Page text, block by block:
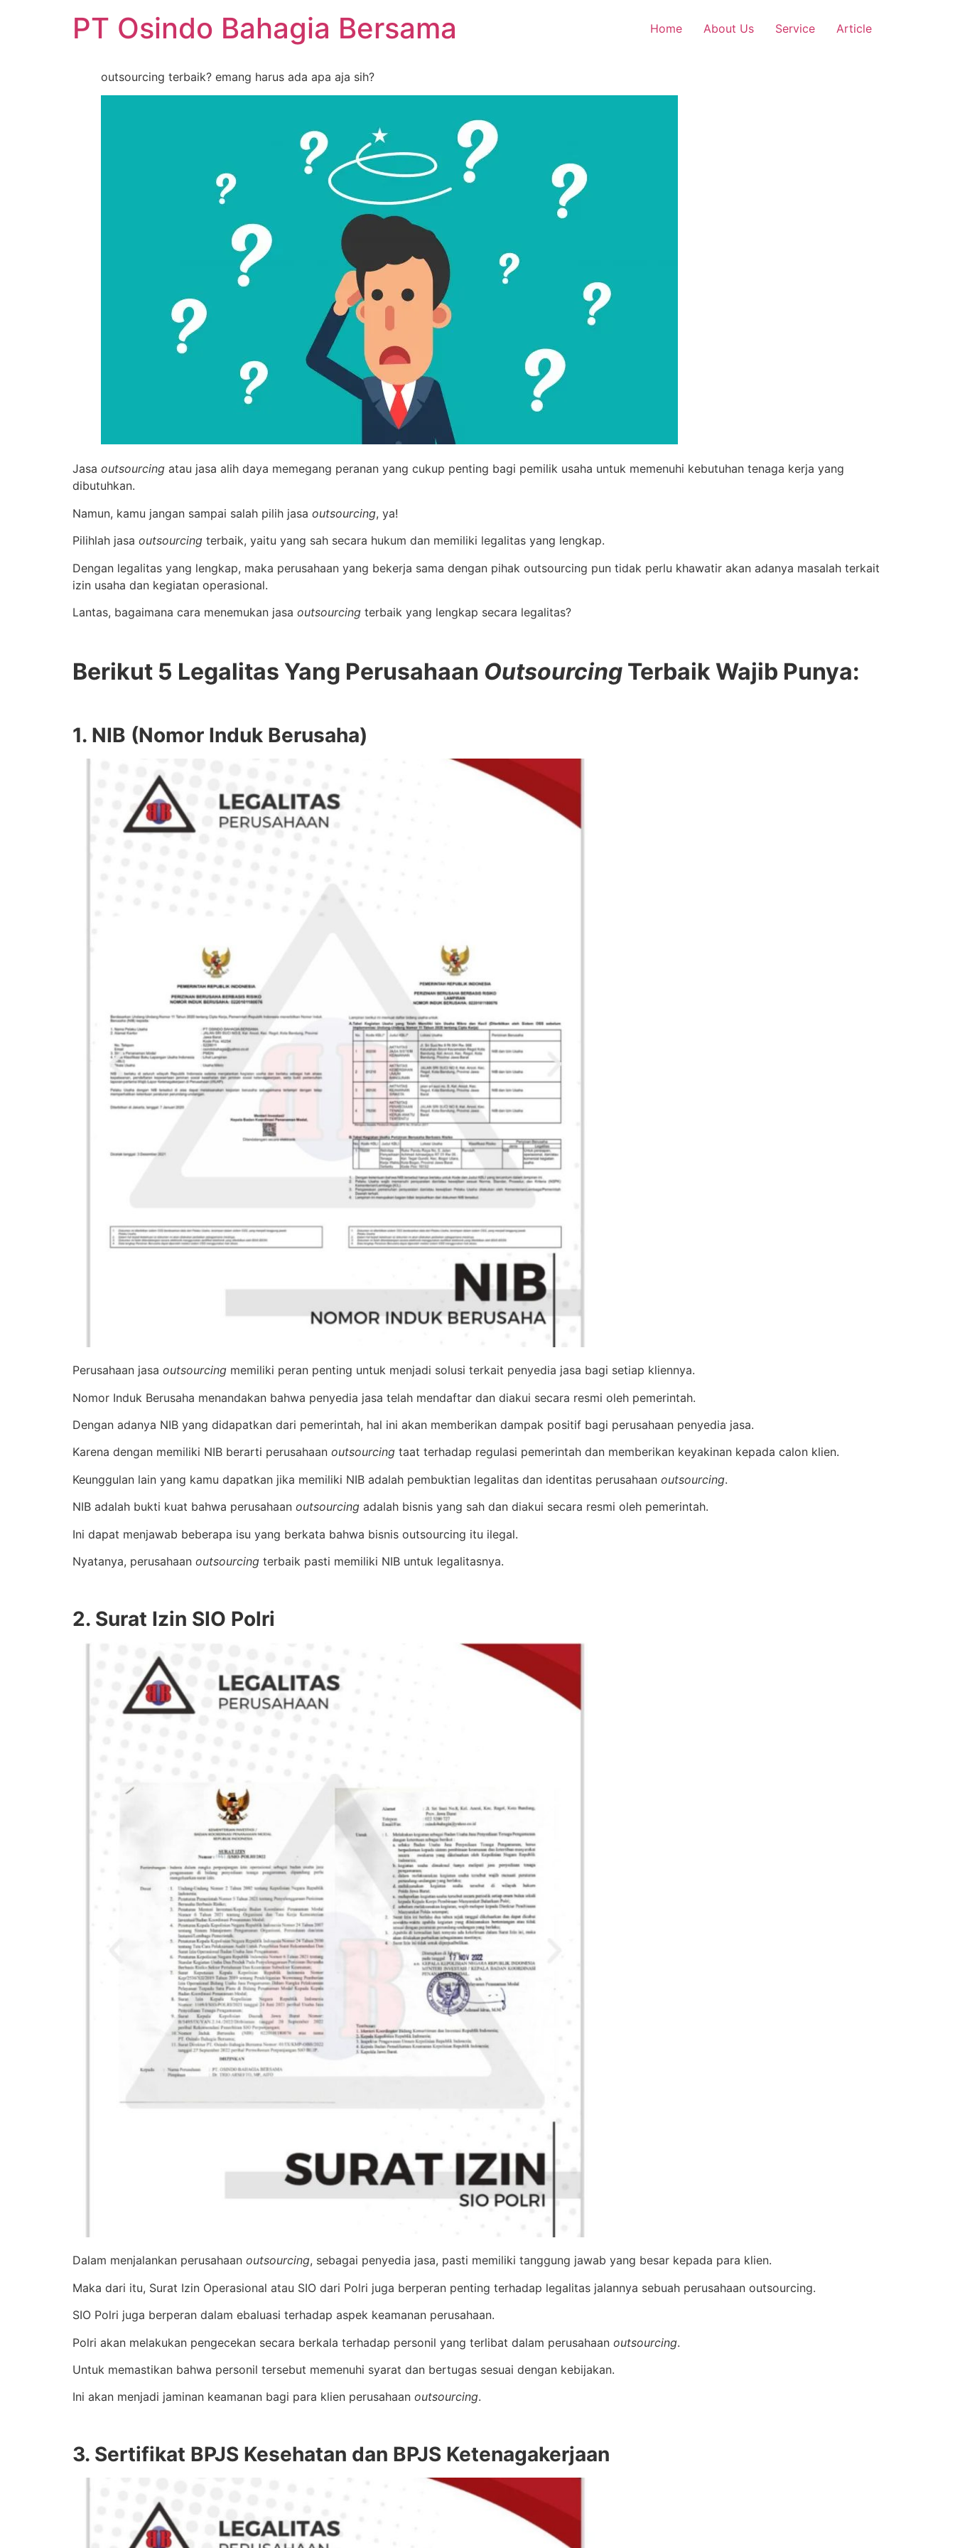
PT Osindo Bahagia Bersama Home About Us Service Article
outsourcing terbaik? emang harus ada apa aja sih?
Jasa outsourcing atau jasa alih daya memegang peranan yang cukup penting bagi pemilik usaha untuk memenuhi kebutuhan tenaga kerja yang
dibutuhkan.
Namun, kamu jangan sampai salah pilih jasa outsourcing, ya!
Pilihlah jasa outsourcing terbaik, yaitu yang sah secara hukum dan memiliki legalitas yang lengkap.
Dengan legalitas yang lengkap, maka perusahaan yang bekerja sama dengan pihak outsourcing pun tidak perlu khawatir akan adanya masalah terkait
izin usaha dan kegiatan operasional.
Lantas, bagaimana cara menemukan jasa outsourcing terbaik yang lengkap secara legalitas?
Berikut 5 Legalitas Yang Perusahaan Outsourcing Terbaik Wajib Punya:
1. NIB (Nomor Induk Berusaha)
Perusahaan jasa outsourcing memiliki peran penting untuk menjadi solusi terkait penyedia jasa bagi setiap kliennya.
Nomor Induk Berusaha menandakan bahwa penyedia jasa telah mendaftar dan diakui secara resmi oleh pemerintah.
Dengan adanya NIB yang didapatkan dari pemerintah, hal ini akan memberikan dampak positif bagi perusahaan penyedia jasa.
Karena dengan memiliki NIB berarti perusahaan outsourcing taat terhadap regulasi pemerintah dan memberikan keyakinan kepada calon klien.
Keunggulan lain yang kamu dapatkan jika memiliki NIB adalah pembuktian legalitas dan identitas perusahaan outsourcing.
NIB adalah bukti kuat bahwa perusahaan outsourcing adalah bisnis yang sah dan diakui secara resmi oleh pemerintah.
Ini dapat menjawab beberapa isu yang berkata bahwa bisnis outsourcing itu ilegal.
Nyatanya, perusahaan outsourcing terbaik pasti memiliki NIB untuk legalitasnya.
2. Surat Izin SIO Polri
Dalam menjalankan perusahaan outsourcing, sebagai penyedia jasa, pasti memiliki tanggung jawab yang besar kepada para klien.
Maka dari itu, Surat Izin Operasional atau SIO dari Polri juga berperan penting terhadap legalitas jalannya sebuah perusahaan outsourcing.
SIO Polri juga berperan dalam ebaluasi terhadap aspek keamanan perusahaan.
Polri akan melakukan pengecekan secara berkala terhadap personil yang terlibat dalam perusahaan outsourcing.
Untuk memastikan bahwa personil tersebut memenuhi syarat dan bertugas sesuai dengan kebijakan.
Ini akan menjadi jaminan keamanan bagi para klien perusahaan outsourcing.
3. Sertifikat BPJS Kesehatan dan BPJS Ketenagakerjaan